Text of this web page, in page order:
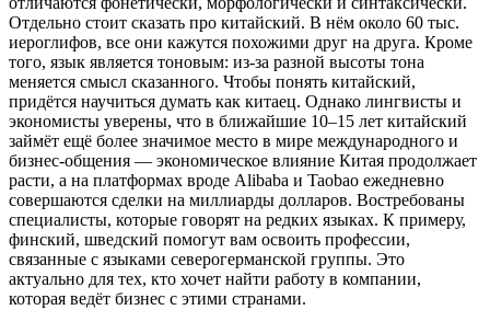
Отдельно стоит сказать про китайский. В нём около 60 тыс.
иероглифов, все они кажутся похожими друг на друга. Кроме
того, язык является тоновым: из-за разной высоты тона
меняется смысл сказанного. Чтобы понять китайский,
придётся научиться думать как китаец. Однако лингвисты и
экономисты уверены, что в ближайшие 10–15 лет китайский
займёт ещё более значимое место в мире международного и
бизнес-общения — экономическое влияние Китая продолжает
расти, а на платформах вроде Alibaba и Taobao ежедневно
совершаются сделки на миллиарды долларов. Востребованы
специалисты, которые говорят на редких языках. К примеру,
финский, шведский помогут вам освоить профессии,
связанные с языками северогерманской группы. Это
актуально для тех, кто хочет найти работу в компании,
которая ведёт бизнес с этими странами.